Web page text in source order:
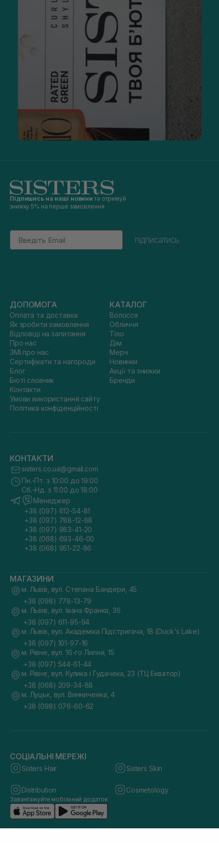
Підпишись на наші новини та отримуй
знижку 5% на перше замовлення
Email
підписатись
ДОПОМОГА
Оплата та доставка
Як зробити замовлення
Відповіді на запитання
Про нас
ЗМІ про нас
Сертифікати та нагороди
Блог
Бюті словник
Контакти
Умови використання сайту
Політика конфіденційності
КАТАЛОГ
Волосся
Обличчя
Тіло
Дім
Мерч
Новинки
Акції та знижки
Бренди
КОНТАКТИ
sisters.co.ua@gmail.com
Пн.-Пт. з 10:00 до 19:00
Сб.-Нд. з 11:00 до 18:00
Менеджер
+38 (097) 612-54-81
+38 (097) 788-12-88
+38 (097) 983-41-20
+38 (068) 693-46-00
+38 (068) 951-22-86
МАГАЗИНИ
м. Львів, вул. Степана Бандери, 45
+38 (098) 778-13-79
м. Львів, вул. Івана Франка, 36
+38 (097) 611-95-94
м. Львів, вул. Академіка Підстригача, 1В (Duck's Lake)
+38 (097) 101-97-16
м. Рівне, вул. 16-го Липня, 15
+38 (097) 544-61-44
м. Рівне, вул. Кулика і Гудачека, 23 (ТЦ Екватор)
+38 (068) 209-34-88
м. Луцьк, вул. Винниченка, 4
+38 (098) 076-60-62
СОЦІАЛЬНІ МЕРЕЖІ
Sisters Hair Sisters Skin
Distribution Cosmetology
Завантажуйте мобільний додаток